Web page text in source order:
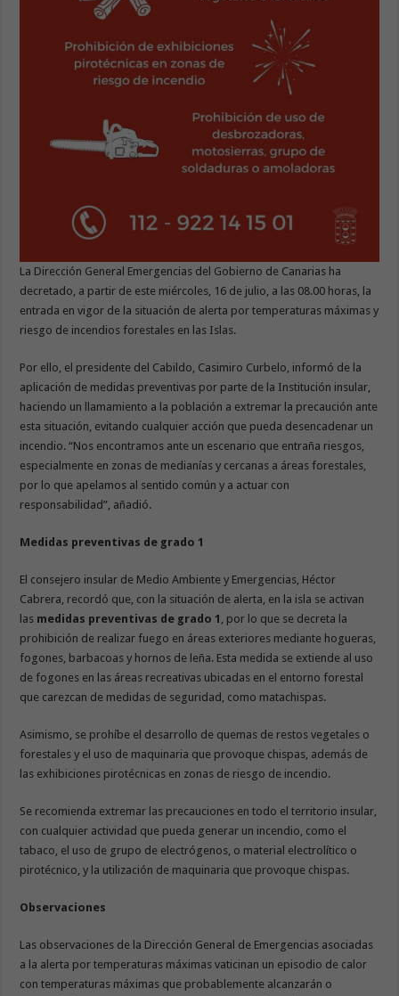
La Dirección General Emergencias del Gobierno de Canarias ha
decretado, a partir de este miércoles, 16 de julio, a las 08.00 horas, la
entrada en vigor de la situación de alerta por temperaturas máximas y
riesgo de incendios forestales en las Islas.
Por ello, el presidente del Cabildo, Casimiro Curbelo, informó de la
aplicación de medidas preventivas por parte de la Institución insular,
haciendo un llamamiento a la población a extremar la precaución ante
esta situación, evitando cualquier acción que pueda desencadenar un
incendio. “Nos encontramos ante un escenario que entraña riesgos,
especialmente en zonas de medianías y cercanas a áreas forestales,
por lo que apelamos al sentido común y a actuar con
responsabilidad”, añadió.
Medidas preventivas de grado 1
El consejero insular de Medio Ambiente y Emergencias, Héctor
Cabrera, recordó que, con la situación de alerta, en la isla se activan
las medidas preventivas de grado 1 , por lo que se decreta la
prohibición de realizar fuego en áreas exteriores mediante hogueras,
fogones, barbacoas y hornos de leña. Esta medida se extiende al uso
de fogones en las áreas recreativas ubicadas en el entorno forestal
que carezcan de medidas de seguridad, como matachispas.
Asimismo, se prohíbe el desarrollo de quemas de restos vegetales o
forestales y el uso de maquinaria que provoque chispas, además de
las exhibiciones pirotécnicas en zonas de riesgo de incendio.
Se recomienda extremar las precauciones en todo el territorio insular,
con cualquier actividad que pueda generar un incendio, como el
tabaco, el uso de grupo de electrógenos, o material electrolítico o
pirotécnico, y la utilización de maquinaria que provoque chispas.
Observaciones
Las observaciones de la Dirección General de Emergencias asociadas
a la alerta por temperaturas máximas vaticinan un episodio de calor
con temperaturas máximas que probablemente alcanzarán o